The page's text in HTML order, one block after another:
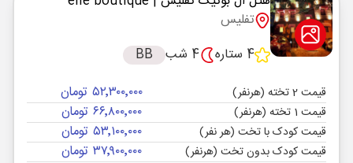
تفلیس
4 ستاره
4 شب BB
قیمت 2 تخته (هرنفر) ۵۲٬۳۰۰٬۰۰۰ تومان
قیمت 1 تخته (هرنفر) ۶۶٬۸۰۰٬۰۰۰ تومان
قیمت کودک با تخت (هر نفر) ۵۳٬۱۰۰٬۰۰۰ تومان
قیمت کودک بدون تخت (هرنفر) ۳۷٬۹۰۰٬۰۰۰ تومان